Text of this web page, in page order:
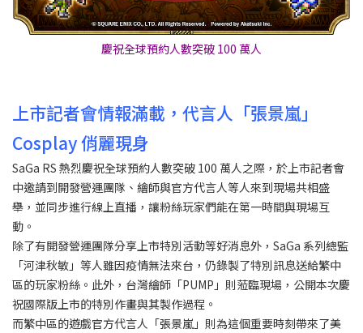
慶祝全球預約人數突破 100 萬人
上市記者會情報滿載，代言人「張景嵐」
Cosplay 俏麗現身
SaGa RS 熱烈慶祝全球預約人數突破 100 萬人之際，於上市記者會
中邀請到開發營運團隊、繪師與官方代言人等人來到現場共相盛
舉，並同步進行線上直播，讓粉絲玩家們能在第一時間與現場互
動。
除了有開發營運團隊分享上市特別活動等好消息外，SaGa 系列總監
「河津秋敏」等人雖因疫情無法來台，仍錄製了特別訊息送給繁中
區的玩家粉絲。此外，台灣繪師「PUMP」則蒞臨現場，公開本次慶
祝國際版上市的特別作畫與其製作過程。
而繁中區的遊戲官方代言人「張景嵐」則為這個重要時刻帶來了美